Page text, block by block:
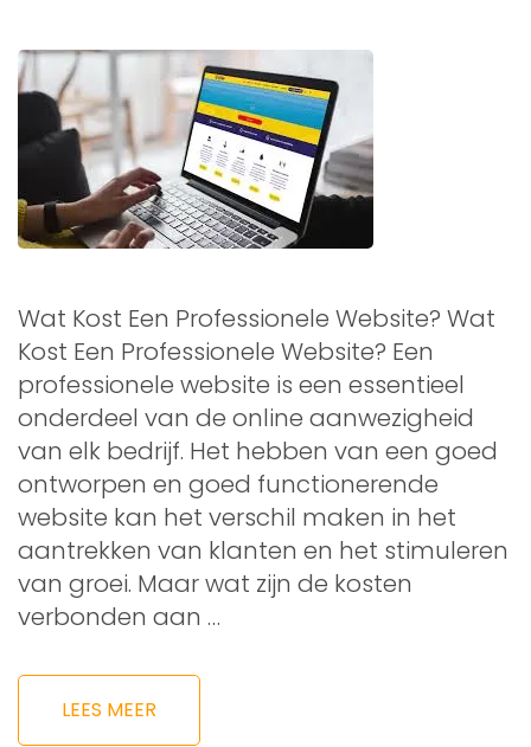
Wat Kost Een Professionele Website? Wat
Kost Een Professionele Website? Een
professionele website is een essentieel
onderdeel van de online aanwezigheid
van elk bedrijf. Het hebben van een goed
ontworpen en goed functionerende
website kan het verschil maken in het
aantrekken van klanten en het stimuleren
van groei. Maar wat zijn de kosten
verbonden aan …
LEES MEER